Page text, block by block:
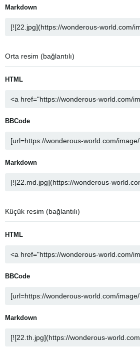
Markdown
Orta resim (bağlantılı)
HTML
BBCode
Markdown
Küçük resim (bağlantılı)
HTML
BBCode
Markdown